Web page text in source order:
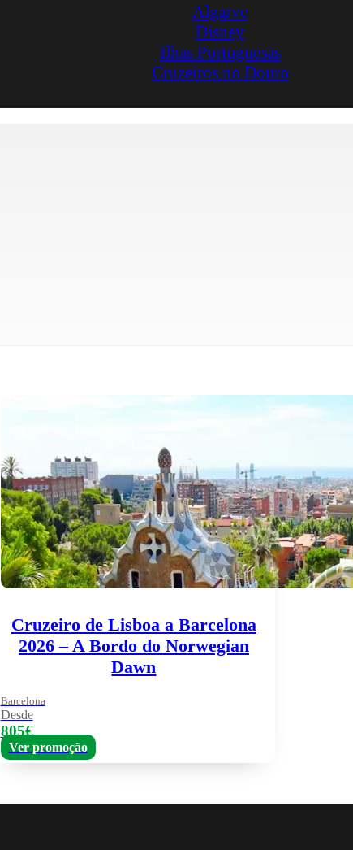
Algarve
Disney
Ilhas Portuguesas
Cruzeiros no Douro
Cruzeiro de Lisboa a Barcelona
2026 – A Bordo do Norwegian
Dawn
Barcelona
Desde
805€
Ver promoção